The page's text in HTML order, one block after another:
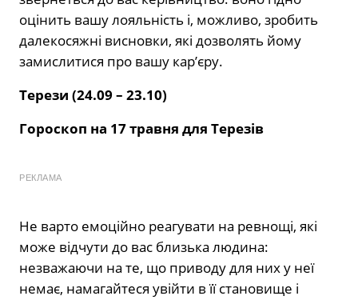
оцінить вашу лояльність і, можливо, зробить
далекосяжні висновки, які дозволять йому
замислитися про вашу кар’єру.
Терези (24.09 – 23.10)
Гороскоп на 17 травня для Терезів
РЕКЛАМА
Не варто емоційно реагувати на ревнощі, які
може відчути до вас близька людина:
незважаючи на те, що приводу для них у неї
немає, намагайтеся увійти в її становище і